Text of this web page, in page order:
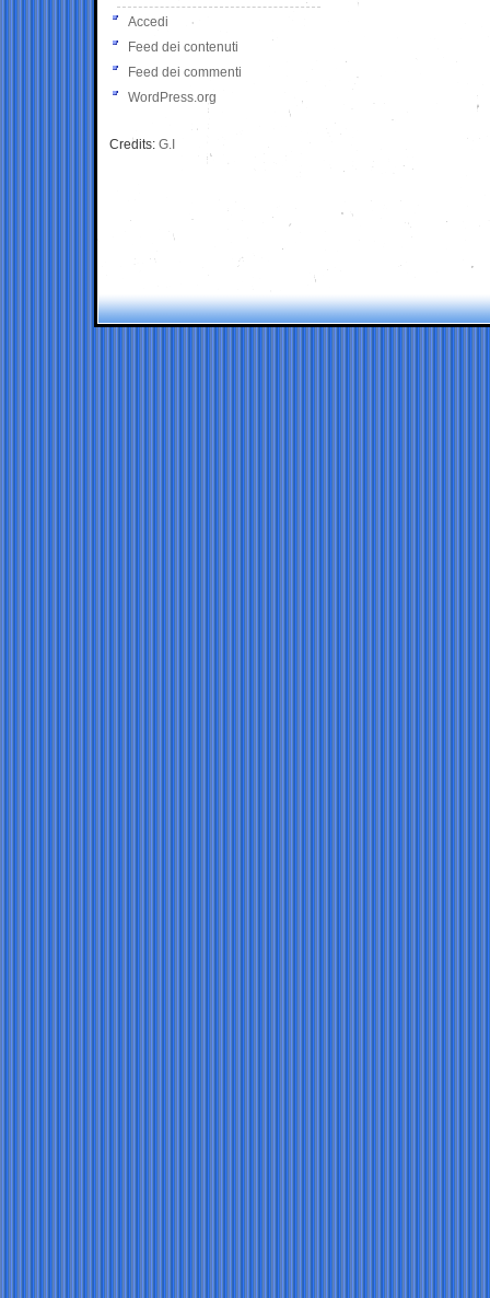
Accedi
Feed dei contenuti
Feed dei commenti
WordPress.org
Credits: G.I